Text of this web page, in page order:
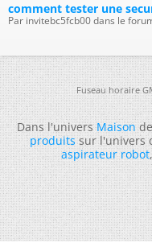
comment tester une
Par invitebc5fcb00 dans le
Fuseau horaire
Dans l'universMaison
produitssur l'univers
aspirateur robot